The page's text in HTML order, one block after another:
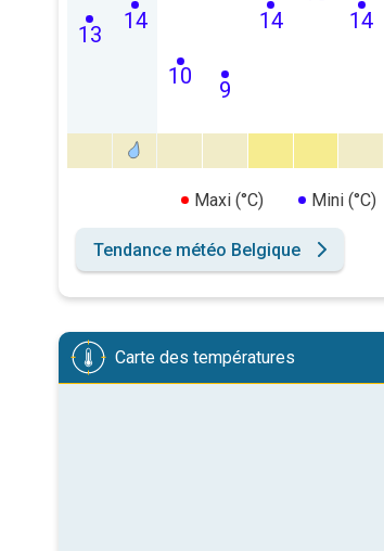
13
14
10
9
14 14
Maxi (°C) Mini (°C)
Tendance météo Belgique
Carte des températures